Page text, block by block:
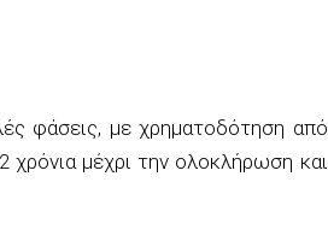
φάσεις, με χρηματοδότηση από
χρόνια μέχρι την ολοκλήρωση και